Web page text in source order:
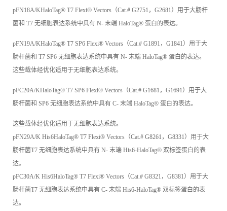
pFN18A/KHaloTag® T7 Flexi® Vectors（Cat.# G2751，G2681）用于大肠杆
菌和 T7 无细胞表达系统中具有 N- 末端 HaloTag® 蛋白的表达。
pFN19A/KHaloTag® T7 SP6 Flexi® Vectors（Cat.# G1891，G1841）用于大
肠杆菌和 T7 SP6 无细胞表达系统中具有 N- 末端 HaloTag® 蛋白的表达。
这些载体经优化适用于无细胞表达系统。
pFC20A/KHaloTag® T7 SP6 Flexi® Vectors（Cat.# G1681，G1691）用于大
肠杆菌和 SP6 无细胞表达系统中具有 C- 末端 HaloTag® 蛋白的表达。
这些载体经优化适用于无细胞表达系统。
pFN29A/K His6HaloTag® T7 Flexi® Vectors（Cat.# G8261，G8331）用于大
肠杆菌T7 无细胞表达系统中具有 N- 末端 His6-HaloTag® 双标签蛋白的表
达。
pFC30A/K His6HaloTag® T7 Flexi® Vectors（Cat.# G8321，G8381）用于大
肠杆菌T7 无细胞表达系统中具有 C- 末端 His6-HaloTag® 双标签蛋白的表
达。